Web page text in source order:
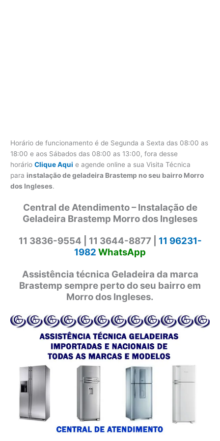
Horário de funcionamento é de Segunda a Sexta das 08:00 as
18:00 e aos Sábados das 08:00 as 13:00, fora desse
horárioClique Aqui e agende online a sua Visita Técnica
para instalação de geladeira Brastemp no seu bairro Morro
dos Ingleses.
Central de Atendimento – Instalação de
Geladeira Brastemp Morro dos Ingleses
11 3836-9554 | 11 3644-8877 | 11 96231-
1982 WhatsApp
Assistência técnica Geladeira da marca
Brastemp sempre perto do seu bairro em
Morro dos Ingleses.